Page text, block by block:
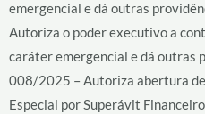
emergencial e dá outras
Autoriza o poder executivo a
caráter emergencial e dá outras
008/2025 – Autoriza abertura
Especial por Superávit